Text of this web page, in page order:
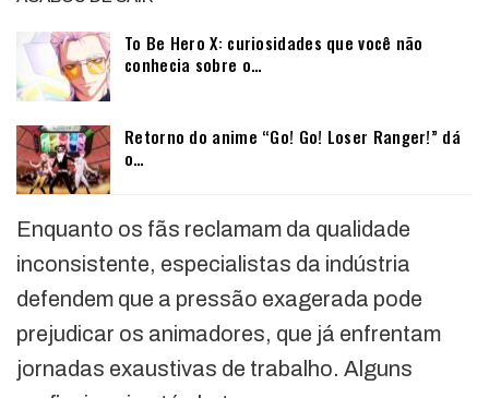
To Be Hero X: curiosidades que você não
conhecia sobre o…
Retorno do anime “Go! Go! Loser Ranger!” dá
o…
Enquanto os fãs reclamam da qualidade
inconsistente, especialistas da indústria
defendem que a pressão exagerada pode
prejudicar os animadores, que já enfrentam
jornadas exaustivas de trabalho. Alguns